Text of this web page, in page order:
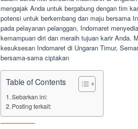
mengajak Anda untuk bergabung dengan tim
potensi untuk berkembang dan maju bersama
pada pelayanan pelanggan, Indomaret
kemampuan diri dan meraih tujuan karir Anda.
kesuksesan Indomaret di Ungaran Timur,
bersama-sama ciptakan
Table of Contents
Sebarkan ini:
Posting terkait: